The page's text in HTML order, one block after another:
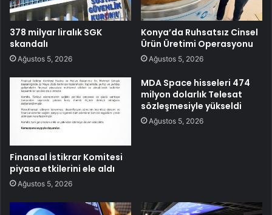
378 milyar liralık SGK
skandalı
Ağustos 5, 2026
Konya’da Ruhsatsız Cinsel
Ürün Üretimi Operasyonu
Ağustos 5, 2026
Finansal İstikrar Komitesi
piyasa etkilerini ele aldı
Ağustos 5, 2026
MDA Space hisseleri 474
milyon dolarlık Telesat
sözleşmesiyle yükseldi
Ağustos 5, 2026